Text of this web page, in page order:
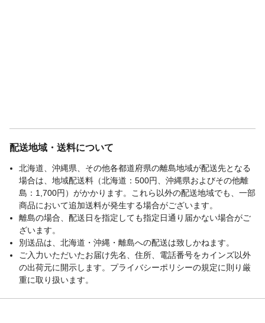
配送地域・送料について
北海道、沖縄県、その他各都道府県の離島地域が配送先となる
場合は、地域配送料（北海道：500円、沖縄県およびその他離
島：1,700円）がかかります。これら以外の配送地域でも、一部
商品において追加送料が発生する場合がございます。
離島の場合、配送日を指定しても指定日通り届かない場合がご
ざいます。
別送品は、北海道・沖縄・離島への配送は致しかねます。
ご入力いただいたお届け先名、住所、電話番号をカインズ以外
の出荷元に開示します。プライバシーポリシーの規定に則り厳
重に取り扱います。